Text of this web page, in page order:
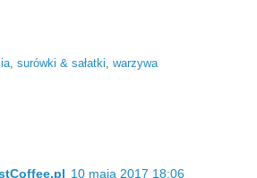
surówki & sałatki warzywa
10 maja 2017 18:06